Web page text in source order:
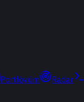
Portföyüm Radar